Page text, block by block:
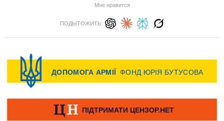
Мне нравится
ПОДЫТОЖИТЬ: